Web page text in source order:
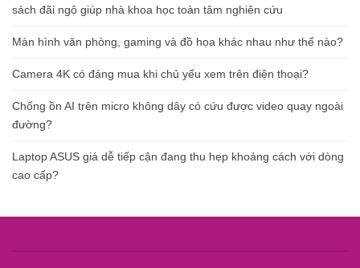
sách đãi ngộ giúp nhà khoa học toàn tâm nghiên cứu
Màn hình văn phòng, gaming và đồ họa khác nhau như thế nào?
Camera 4K có đáng mua khi chủ yếu xem trên điện thoại?
Chống ồn AI trên micro không dây có cứu được video quay ngoài
đường?
Laptop ASUS giá dễ tiếp cận đang thu hẹp khoảng cách với dòng
cao cấp?